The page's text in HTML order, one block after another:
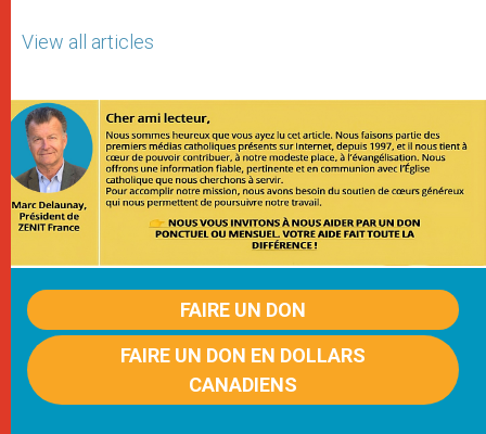
View all articles
FAIRE UN DON
FAIRE UN DON EN DOLLARS
CANADIENS